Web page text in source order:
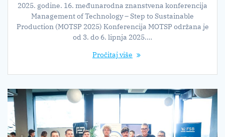
2025. godine. 16. međunarodna znanstvena konferencija
Management of Technology – Step to Sustainable
Production (MOTSP 2025) Konferencija MOTSP održana je
od 3. do 6. lipnja 2025.…
Pročitaj više